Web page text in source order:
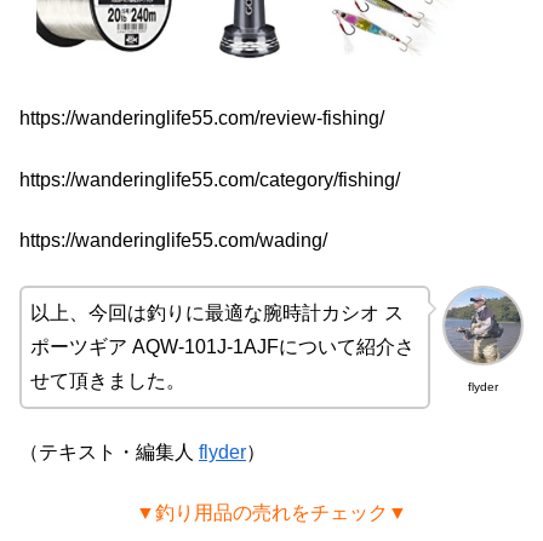
https://wanderinglife55.com/review-fishing/
https://wanderinglife55.com/category/fishing/
https://wanderinglife55.com/wading/
flyder
以上、今回は釣りに最適な腕時計カシオ ス
ポーツギア AQW-101J-1AJFについて紹介さ
せて頂きました。
（テキスト・編集人 flyder）
▼釣り用品の売れをチェック▼